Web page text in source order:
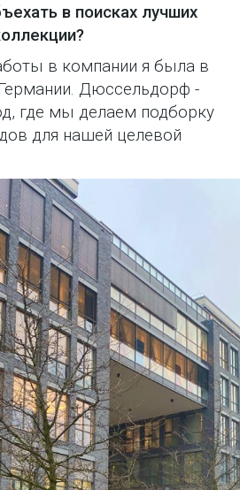
в поисках лучших
в компании я была в
Дюссельдорф -
где мы делаем подборку
для нашей целевой